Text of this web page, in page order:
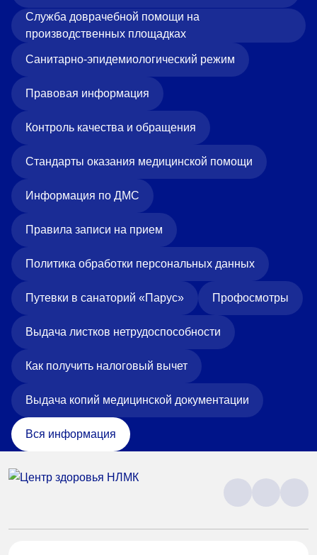
Служба доврачебной помощи на
производственных площадках
Санитарно-эпидемиологический режим
Правовая информация
Контроль качества и обращения
Стандарты оказания медицинской помощи
Информация по ДМС
Правила записи на прием
Политика обработки персональных данных
Путевки в санаторий «Парус» Профосмотры
Выдача листков нетрудоспособности
Как получить налоговый вычет
Выдача копий медицинской документации
Вся информация